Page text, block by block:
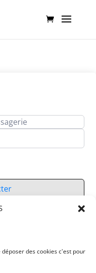
des cookies c'est pour